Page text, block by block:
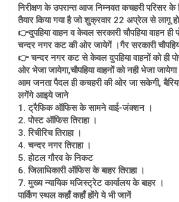
निरीक्षण के उपरान्त आज निम्नवत कचहरी परिसर के
तैयार किया गया है जो शुक्रवार 22 अप्रेल से लागू
👉दुपहिया वाहन व केवल सरकारी चौपहिया वाहन
चन्दर नगर कट की ओर जायेगें ।गैर सरकारी
👉 चन्दर नगर कट से केवल दुपहिया वाहनों को ही
ओर भेजा जायेगा,चौपहिया वाहनों को नही भेजा
आम जनता पैदल ही कचहरी की ओर जा सकेगी,
लगेंगे आइये जाने
1. ट्रैफिक ऑफिस के सामने वाई-जंक्शन ।
2. पोस्ट ऑफिस तिराहा ।
3. रिचीरिच तिराहा ।
4. चन्दर नगर तिराहा ।
5. होटल गौरव के निकट
6. जिलाधिकारी ऑफिस के बाहर तिराहा ।
7. मुख्य न्यायिक मजिस्ट्रेट कार्यालय के बाहर ।
पार्किंग स्थल कहाँ कहाँ होंगे ये भी जानें